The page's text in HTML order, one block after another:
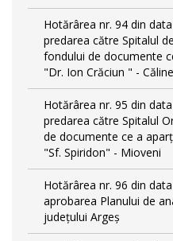
Hotărârea nr. 94 din
predarea către Spitalul
fondului de documente
"Dr. Ion Crăciun " -
Hotărârea nr. 95 din
predarea către Spitalul
de documente ce a
"Sf. Spiridon" - Mioveni
Hotărârea nr. 96 din
aprobarea Planului de
județului Argeș